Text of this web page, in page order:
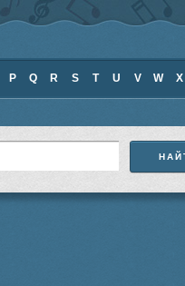
P Q R S T U V W X